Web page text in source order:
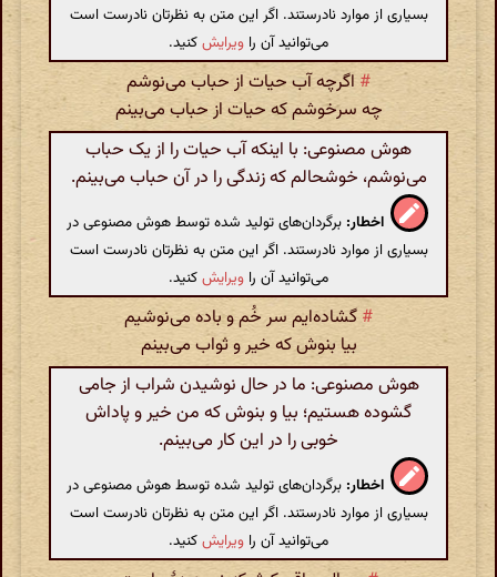
بسیاری از موارد نادرستند. اگر این متن به نظرتان نادرست است
می‌توانید آن را ویرایشکنید.
# اگرچه آب حیات از حباب می‌نوشم
چه سرخوشم که حیات از حباب می‌بینم
هوش مصنوعی: با اینکه آب حیات را از یک حباب
می‌نوشم، خوشحالم که زندگی را در آن حباب می‌بینم.
اخطار: برگردان‌های تولید شده توسط هوش مصنوعی در
بسیاری از موارد نادرستند. اگر این متن به نظرتان نادرست است
می‌توانید آن را ویرایشکنید.
# گشاده‌ایم سر خُم و باده می‌نوشیم
بیا بنوش که خیر و ثواب می‌بینم
هوش مصنوعی: ما در حال نوشیدن شراب از جامی
گشوده هستیم؛ بیا و بنوش که من خیر و پاداش
خوبی را در این کار می‌بینم.
اخطار: برگردان‌های تولید شده توسط هوش مصنوعی در
بسیاری از موارد نادرستند. اگر این متن به نظرتان نادرست است
می‌توانید آن را ویرایشکنید.